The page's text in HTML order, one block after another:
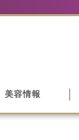
美容情報